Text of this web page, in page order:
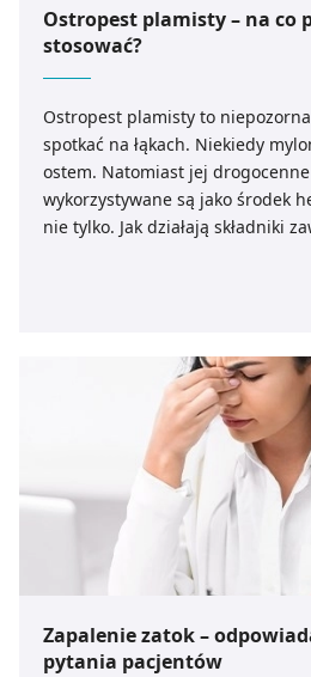
Ostropest plamisty – na co
stosować?
Ostropest plamisty to
spotkać na łąkach. Niekiedy
ostem. Natomiast jej
wykorzystywane są jako środek
nie tylko. Jak działają składniki
informacji na temat ostropestu
Zapalenie zatok –
pytania pacjentów